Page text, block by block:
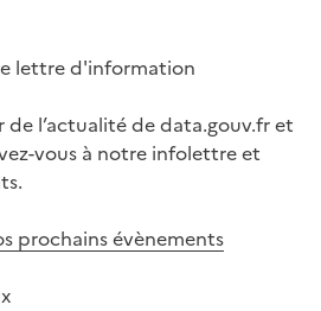
lettre d'information
de l’actualité de data.gouv.fr et
vous à notre infolettre et
prochains évènements